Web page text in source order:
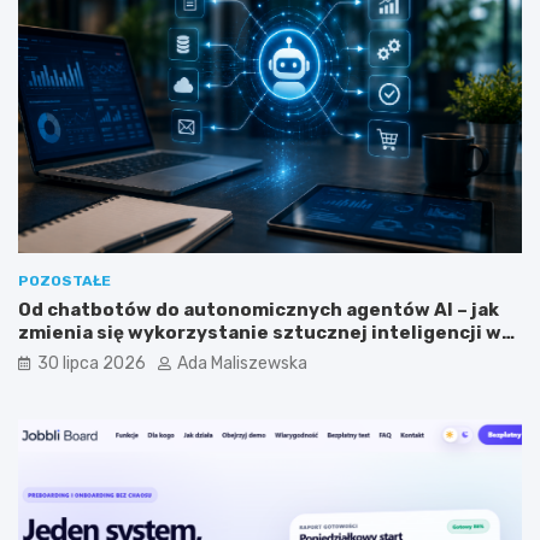
l
i
a
c
y
j
n
y
m
g
r
a
m
i
s
t
a
?
POZOSTAŁE
Od chatbotów do autonomicznych agentów AI – jak
zmienia się wykorzystanie sztucznej inteligencji w
biznesie?
30 lipca 2026 Ada Maliszewska